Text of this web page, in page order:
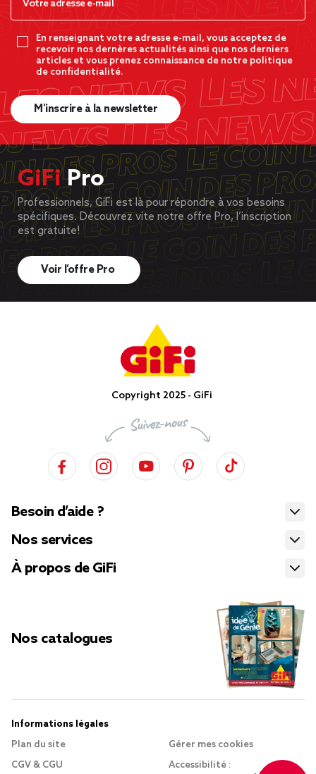
En renseignant votre adresse e-mail, vous acceptez de
recevoir nos dernères actualités ainsi que nos derniers
articles et vous prenez connaissance de notre politique
de confidentialité.
M’inscrire à la newsletter
GiFiPro
Professionnels, GiFi est là pour répondre à vos besoins
spécifiques. Découvrez vite notre offre Pro, l’inscription
est gratuite!
Voir l’offre Pro
Copyright 2025 - GiFi
Besoin d’aide ?
Nos services
À propos de GiFi
Nos catalogues
Informations légales
Plan du site
CGV & CGU
Gérer mes cookies
Accessibilité :